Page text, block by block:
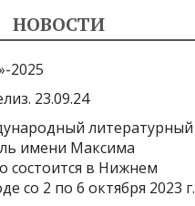
НОВОСТИ
2025
23.09.24
литературный
имени Максима
состоится в Нижнем
со 2 по 6 октября 2023 г.